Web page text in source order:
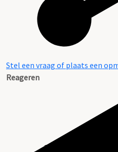
Stel een vraag of plaats een
Reageren